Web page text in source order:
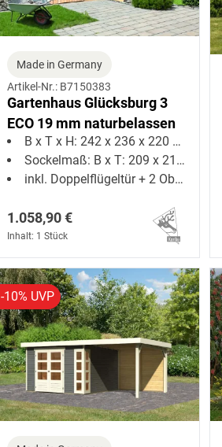
Made in Germany
Artikel-Nr.: B7150383
Gartenhaus Glücksburg 3
ECO 19 mm naturbelassen
B x T x H: 242 x 236 x 220 cm
Sockelmaß: B x T: 209 x 213 cm
inkl. Doppelflügeltür + 2 Oberlichter
1.058,90 €
Inhalt: 1 Stück
-10% UVP